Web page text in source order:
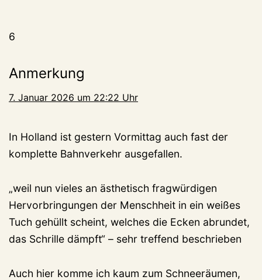
6
Anmerkung
7. Januar 2026 um 22:22 Uhr
In Holland ist gestern Vormittag auch fast der
komplette Bahnverkehr ausgefallen.
„weil nun vieles an ästhetisch fragwürdigen
Hervorbringungen der Menschheit in ein weißes
Tuch gehüllt scheint, welches die Ecken abrundet,
das Schrille dämpft“ – sehr treffend beschrieben
Auch hier komme ich kaum zum Schneeräumen,